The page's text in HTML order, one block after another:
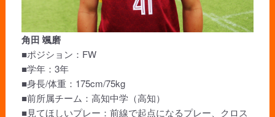
角田 颯磨
■ポジション：FW
■学年：3年
■身長/体重：175cm/75kg
■前所属チーム：高知中学（高知）
■見てほしいプレー：前線で起点になるプレー、クロス